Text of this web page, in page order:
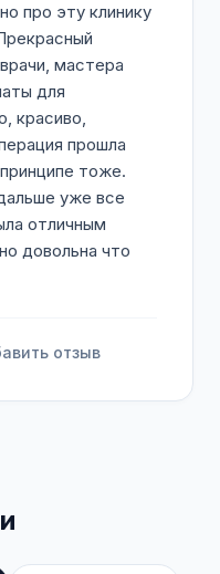
про эту клинику
мастера
для
красиво,
прошла
тоже.
уже все
отличным
довольна что
отзыв